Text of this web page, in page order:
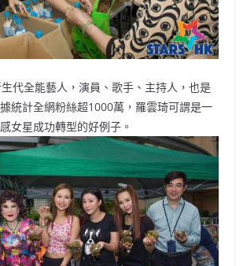
代全能藝人，演員、歌手、主持人，也是
統計全網粉絲超1000萬，羅雲琦可謂是一
女星成功轉型的好例子。